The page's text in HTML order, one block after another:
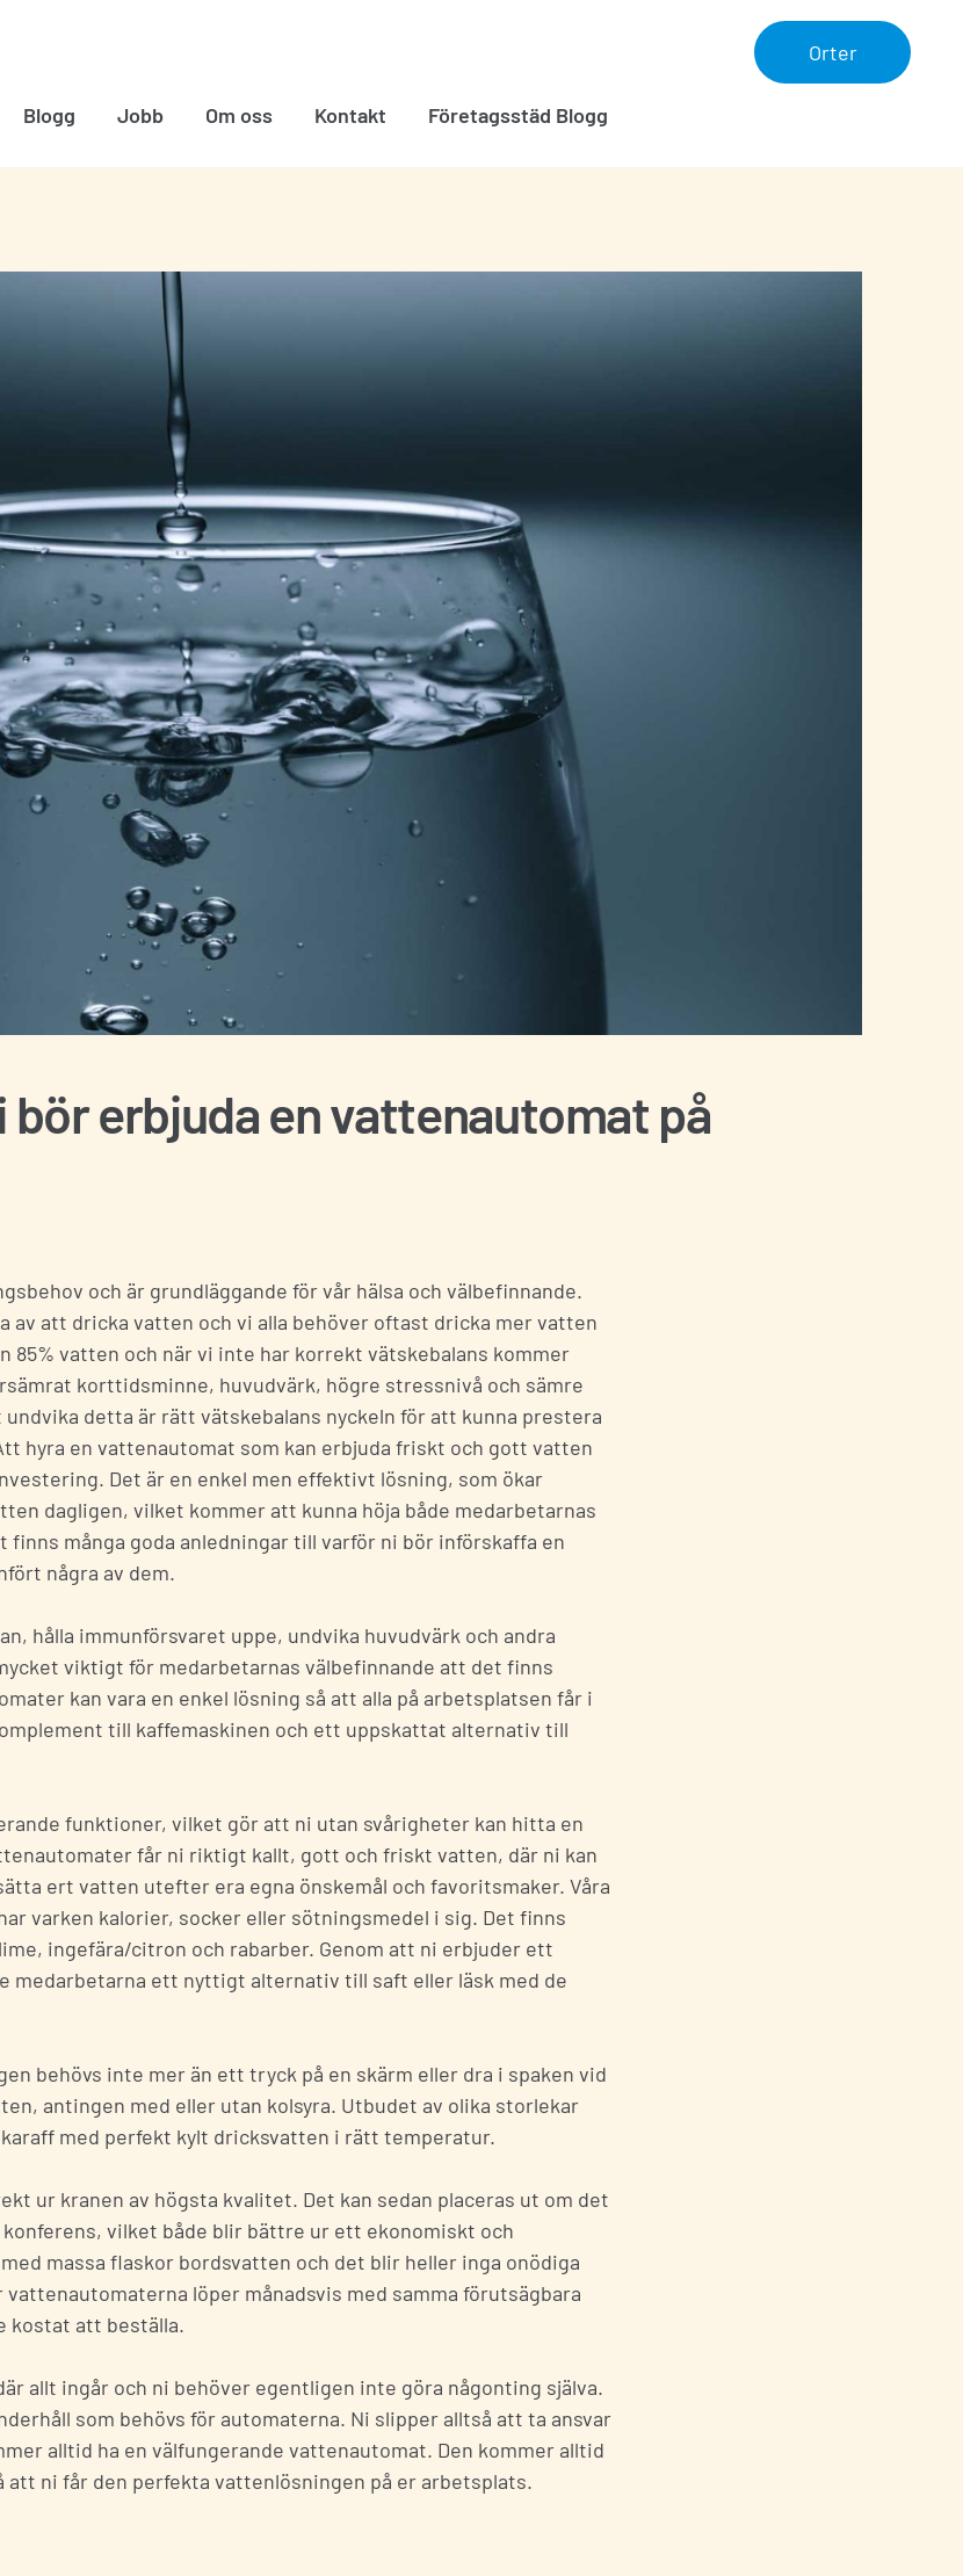
Orter
Blogg Jobb Om oss Kontakt Företagsstäd Blogg
erbjuda en vattenautomat på
och är grundläggande för vår hälsa och välbefinnande.
av att dricka vatten och vi alla behöver oftast dricka mer vatten
85% vatten och när vi inte har korrekt vätskebalans kommer
korttidsminne, huvudvärk, högre stressnivå och sämre
detta är rätt vätskebalans nyckeln för att kunna prestera
hyra en vattenautomat som kan erbjuda friskt och gott vatten
Det är en enkel men effektivt lösning, som ökar
dagligen, vilket kommer att kunna höja både medarbetarnas
många goda anledningar till varför ni bör införskaffa en
några av dem.
hålla immunförsvaret uppe, undvika huvudvärk och andra
viktigt för medarbetarnas välbefinnande att det finns
kan vara en enkel lösning så att alla på arbetsplatsen får i
till kaffemaskinen och ett uppskattat alternativ till
funktioner, vilket gör att ni utan svårigheter kan hitta en
får ni riktigt kallt, gott och friskt vatten, där ni kan
ert vatten utefter era egna önskemål och favoritsmaker. Våra
varken kalorier, socker eller sötningsmedel i sig. Det finns
ingefära/citron och rabarber. Genom att ni erbjuder ett
medarbetarna ett nyttigt alternativ till saft eller läsk med de
behövs inte mer än ett tryck på en skärm eller dra i spaken vid
antingen med eller utan kolsyra. Utbudet av olika storlekar
med perfekt kylt dricksvatten i rätt temperatur.
ur kranen av högsta kvalitet. Det kan sedan placeras ut om det
vilket både blir bättre ur ett ekonomiskt och
massa flaskor bordsvatten och det blir heller inga onödiga
löper månadsvis med samma förutsägbara
kostat att beställa.
allt ingår och ni behöver egentligen inte göra någonting själva.
som behövs för automaterna. Ni slipper alltså att ta ansvar
alltid ha en välfungerande vattenautomat. Den kommer alltid
ni får den perfekta vattenlösningen på er arbetsplats.
så kontaktar vi dig snarast